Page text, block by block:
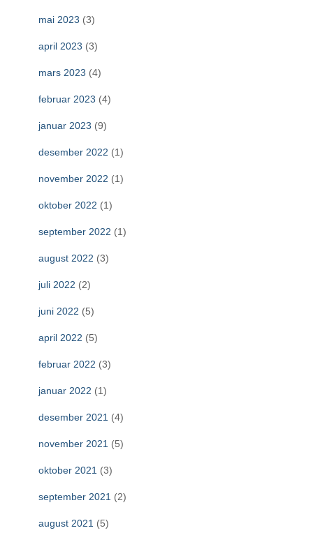
mai 2023 (3)
april 2023 (3)
mars 2023 (4)
februar 2023 (4)
januar 2023 (9)
desember 2022 (1)
november 2022 (1)
oktober 2022 (1)
september 2022 (1)
august 2022 (3)
juli 2022 (2)
juni 2022 (5)
april 2022 (5)
februar 2022 (3)
januar 2022 (1)
desember 2021 (4)
november 2021 (5)
oktober 2021 (3)
september 2021 (2)
august 2021 (5)